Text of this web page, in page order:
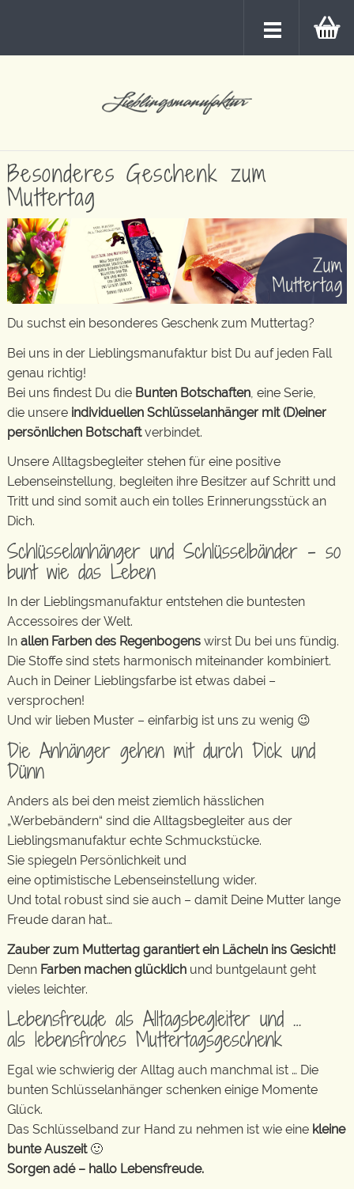
Besonderes Geschenk zum
Muttertag
Du suchst ein besonderes Geschenk zum Muttertag?
Bei uns in der Lieblingsmanufaktur bist Du auf jeden Fall
genau richtig!
Bei uns findest Du die Bunten Botschaften , eine Serie,
die unsere individuellen Schlüsselanhänger mit (D)einer
persönlichen Botschaftverbindet.
Unsere Alltagsbegleiter stehen für eine positive
Lebenseinstellung, begleiten ihre Besitzer auf Schritt und
Tritt und sind somit auch ein tolles Erinnerungsstück an
Dich.
Schlüsselanhänger und Schlüsselbänder – so
bunt wie das Leben
In der Lieblingsmanufaktur entstehen die buntesten
Accessoires der Welt.
In allen Farben des Regenbogens wirst Du bei uns fündig.
Die Stoffe sind stets harmonisch miteinander kombiniert.
Auch in Deiner Lieblingsfarbe ist etwas dabei –
versprochen!
Und wir lieben Muster – einfarbig ist uns zu wenig 😉
Die Anhänger gehen mit durch Dick und
Dünn
Anders als bei den meist ziemlich hässlichen
„Werbebändern“ sind die Alltagsbegleiter aus der
Lieblingsmanufaktur echte Schmuckstücke.
Sie spiegeln Persönlichkeit und
eine optimistische Lebenseinstellung wider.
Und total robust sind sie auch – damit Deine Mutter lange
Freude daran hat…
Zauber zum Muttertag garantiert ein Lächeln ins Gesicht!
Denn Farben machen glücklich und buntgelaunt geht
vieles leichter.
Lebensfreude als Alltagsbegleiter und …
als lebensfrohes Muttertagsgeschenk
Egal wie schwierig der Alltag auch manchmal ist … Die
bunten Schlüsselanhänger schenken einige Momente
Glück.
Das Schlüsselband zur Hand zu nehmen ist wie eine kleine
bunte Auszeit🙂
Sorgen adé – hallo Lebensfreude.